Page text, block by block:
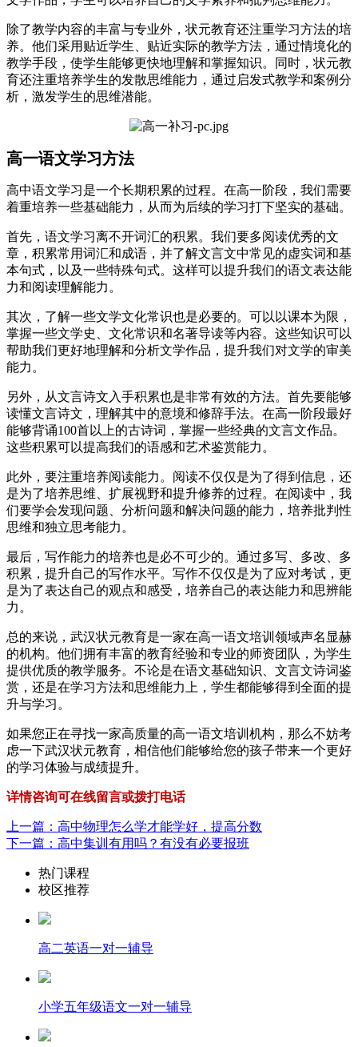
除了教学内容的丰富与专业外，状元教育还注重学习方法的培
养。他们采用贴近学生、贴近实际的教学方法，通过情境化的
教学手段，使学生能够更快地理解和掌握知识。同时，状元教
育还注重培养学生的发散思维能力，通过启发式教学和案例分
析，激发学生的思维潜能。
高一语文学习方法
高中语文学习是一个长期积累的过程。在高一阶段，我们需要
着重培养一些基础能力，从而为后续的学习打下坚实的基础。
首先，语文学习离不开词汇的积累。我们要多阅读优秀的文
章，积累常用词汇和成语，并了解文言文中常见的虚实词和基
本句式，以及一些特殊句式。这样可以提升我们的语文表达能
力和阅读理解能力。
其次，了解一些文学文化常识也是必要的。可以以课本为限，
掌握一些文学史、文化常识和名著导读等内容。这些知识可以
帮助我们更好地理解和分析文学作品，提升我们对文学的审美
能力。
另外，从文言诗文入手积累也是非常有效的方法。首先要能够
读懂文言诗文，理解其中的意境和修辞手法。在高一阶段最好
能够背诵100首以上的古诗词，掌握一些经典的文言文作品。
这些积累可以提高我们的语感和艺术鉴赏能力。
此外，要注重培养阅读能力。阅读不仅仅是为了得到信息，还
是为了培养思维、扩展视野和提升修养的过程。在阅读中，我
们要学会发现问题、分析问题和解决问题的能力，培养批判性
思维和独立思考能力。
最后，写作能力的培养也是必不可少的。通过多写、多改、多
积累，提升自己的写作水平。写作不仅仅是为了应对考试，更
是为了表达自己的观点和感受，培养自己的表达能力和思辨能
力。
总的来说，武汉状元教育是一家在高一语文培训领域声名显赫
的机构。他们拥有丰富的教育经验和专业的师资团队，为学生
提供优质的教学服务。不论是在语文基础知识、文言文诗词鉴
赏，还是在学习方法和思维能力上，学生都能够得到全面的提
升与学习。
如果您正在寻找一家高质量的高一语文培训机构，那么不妨考
虑一下武汉状元教育，相信他们能够给您的孩子带来一个更好
的学习体验与成绩提升。
详情咨询可在线留言或拨打电话
上一篇：高中物理怎么学才能学好，提高分数
下一篇：高中集训有用吗？有没有必要报班
热门课程
校区推荐
高二英语一对一辅导
小学五年级语文一对一辅导